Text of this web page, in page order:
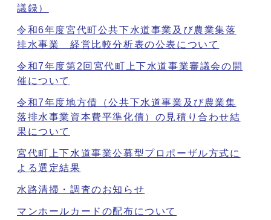
議録）
令和6年度宮代町公共下水道事業及び農業集落
排水事業 経営比較分析表の公表について
令和7年度第2回宮代町上下水道事業審議会の開
催について
令和7年度地方債（公共下水道事業及び農業集
落排水事業資本費平準化債）の見積り合わせ結
果について
宮代町上下水道事業公募型プロポーザル方式に
よる選定結果
水路清掃・調査のお知らせ
マンホールカードの配布について